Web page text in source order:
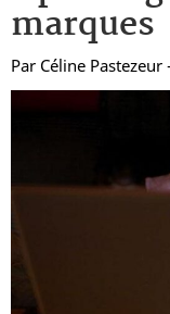
marques
Par Céline Pastezeur